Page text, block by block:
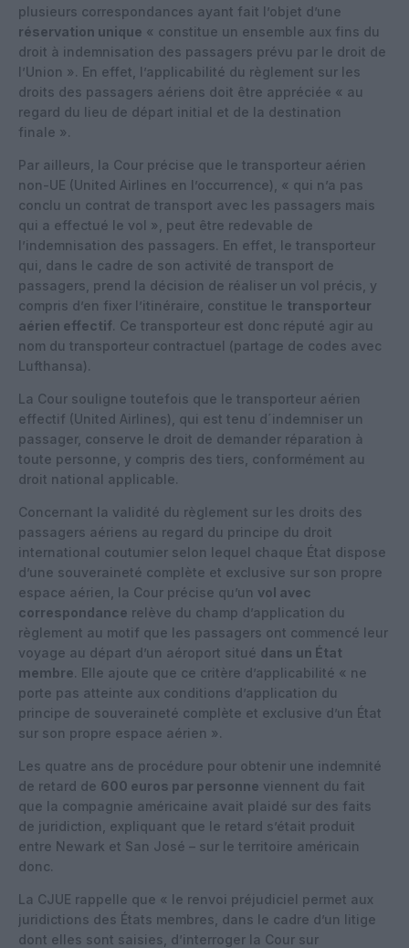
plusieurs correspondances ayant fait l’objet d’une
réservation unique « constitue un ensemble aux fins du
droit à indemnisation des passagers prévu par le droit de
l’Union ». En effet, l’applicabilité du règlement sur les
droits des passagers aériens doit être appréciée « au
regard du lieu de départ initial et de la destination
finale ».
Par ailleurs, la Cour précise que le transporteur aérien
non-UE (United Airlines en l’occurrence), « qui n’a pas
conclu un contrat de transport avec les passagers mais
qui a effectué le vol », peut être redevable de
l’indemnisation des passagers. En effet, le transporteur
qui, dans le cadre de son activité de transport de
passagers, prend la décision de réaliser un vol précis, y
compris d’en fixer l’itinéraire, constitue le transporteur
aérien effectif. Ce transporteur est donc réputé agir au
nom du transporteur contractuel (partage de codes avec
Lufthansa).
La Cour souligne toutefois que le transporteur aérien
effectif (United Airlines), qui est tenu d´indemniser un
passager, conserve le droit de demander réparation à
toute personne, y compris des tiers, conformément au
droit national applicable.
Concernant la validité du règlement sur les droits des
passagers aériens au regard du principe du droit
international coutumier selon lequel chaque État dispose
d’une souveraineté complète et exclusive sur son propre
espace aérien, la Cour précise qu’un vol avec
correspondance relève du champ d’application du
règlement au motif que les passagers ont commencé leur
voyage au départ d’un aéroport situé dans un État
membre. Elle ajoute que ce critère d’applicabilité « ne
porte pas atteinte aux conditions d’application du
principe de souveraineté complète et exclusive d’un État
sur son propre espace aérien ».
Les quatre ans de procédure pour obtenir une indemnité
de retard de 600 euros par personne viennent du fait
que la compagnie américaine avait plaidé sur des faits
de juridiction, expliquant que le retard s’était produit
entre Newark et San José – sur le territoire américain
donc.
La CJUE rappelle que « le renvoi préjudiciel permet aux
juridictions des États membres, dans le cadre d’un litige
dont elles sont saisies, d’interroger la Cour sur